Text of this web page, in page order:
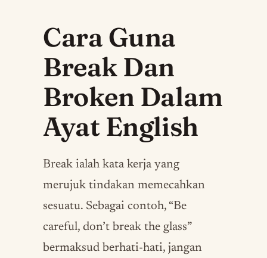
Cara Guna
Break Dan
Broken Dalam
Ayat English
Break ialah kata kerja yang
merujuk tindakan memecahkan
sesuatu. Sebagai contoh, “Be
careful, don’t break the glass”
bermaksud berhati-hati, jangan